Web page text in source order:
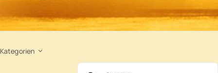
Bücher
Videos
Kategorien
Suche